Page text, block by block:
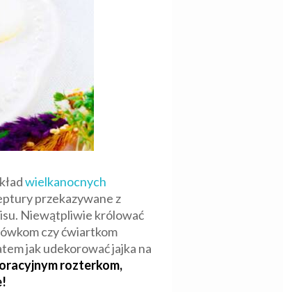
wielkanocnych
przekazywane z
Niewątpliwie królować
czy ćwiartkom
jak udekorować jajka na
rozterkom,